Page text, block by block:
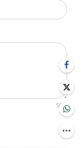
500